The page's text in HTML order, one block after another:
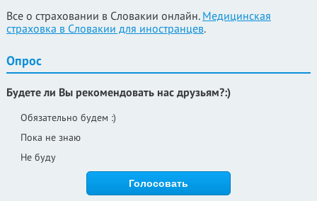
Все о страховании в Словакии онлайн. Медицинская
страховка в Словакии для иностранцев.
Опрос
Будете ли Вы рекомендовать нас друзьям?:)
Обязательно будем :)
Пока не знаю
Не буду